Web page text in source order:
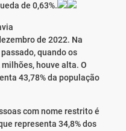
de 0,63%.
de 2022. Na
quando os
houve alta. O
43,78% da população
com nome restrito é
representa 34,8% dos